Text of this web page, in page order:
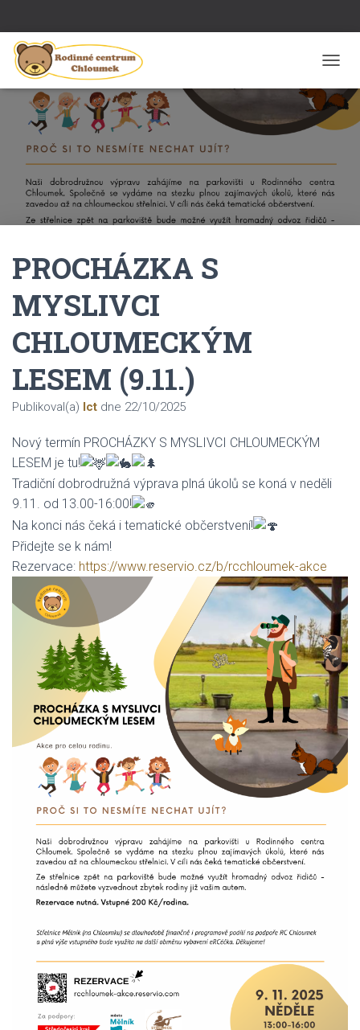
Ř
E
P
N
U
T
N
V
PROCHÁZKA S
MYSLIVCI
CHLOUMECKÝM
LESEM (9.11.)
Publikoval(a) Ict dne 22/10/2025
Nový termín PROCHÁZKY S MYSLIVCI CHLOUMECKÝM
LESEM je tu!
Tradiční dobrodružná výprava plná úkolů se koná v neděli
9.11. od 13.00-16:00!
Na konci nás čeká i tematické občerstvení!
Přidejte se k nám!
Rezervace: https://www.reservio.cz/b/rcchloumek-akce